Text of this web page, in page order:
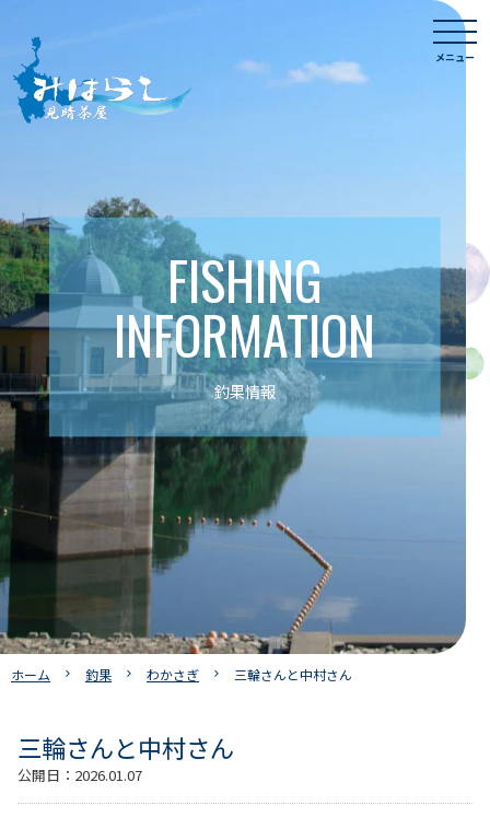
content
メニュー
FISHING
INFORMATION
釣果情報
ホーム 釣果 わかさぎ 三輪さんと中村さん
三輪さんと中村さん
公開日： 2026.01.07